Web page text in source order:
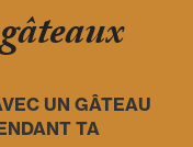
UN GÂTEAU
TA